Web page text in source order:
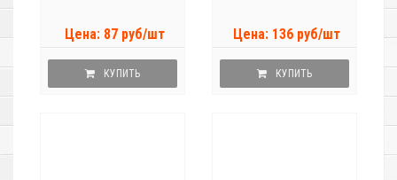
Цена: 87 руб/шт
КУПИТЬ
Цена: 136 руб/шт
КУПИТЬ